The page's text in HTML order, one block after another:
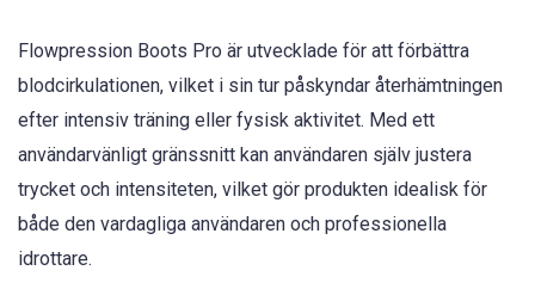
Flowpression Boots Pro är utvecklade för att förbättra
blodcirkulationen, vilket i sin tur påskyndar återhämtningen
efter intensiv träning eller fysisk aktivitet. Med ett
användarvänligt gränssnitt kan användaren själv justera
trycket och intensiteten, vilket gör produkten idealisk för
både den vardagliga användaren och professionella
idrottare.